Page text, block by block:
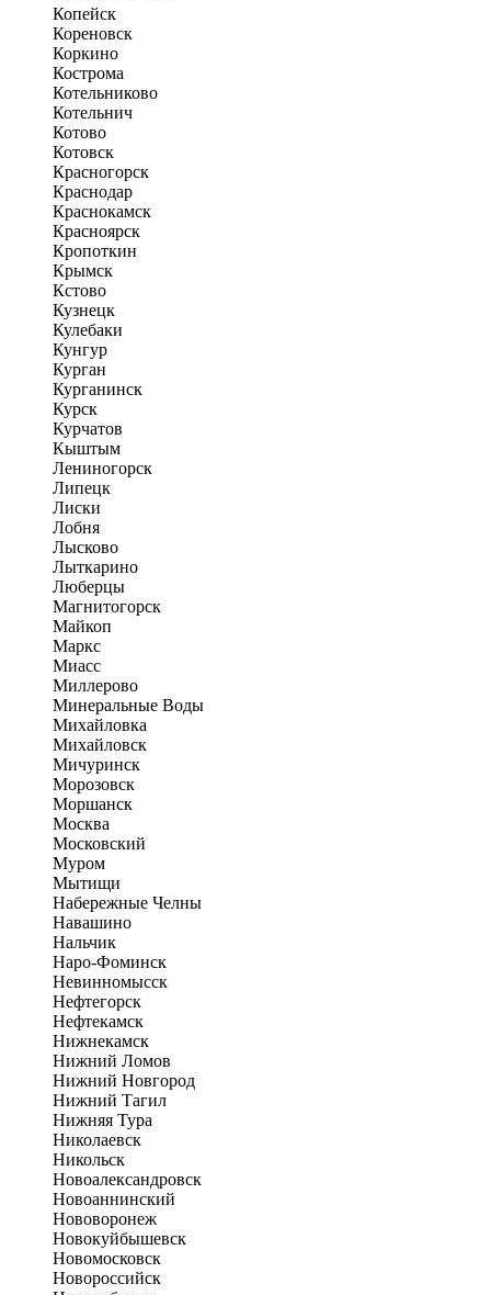
Копейск
Кореновск
Коркино
Кострома
Котельниково
Котельнич
Котово
Котовск
Красногорск
Краснодар
Краснокамск
Красноярск
Кропоткин
Крымск
Кстово
Кузнецк
Кулебаки
Кунгур
Курган
Курганинск
Курск
Курчатов
Кыштым
Лениногорск
Липецк
Лиски
Лобня
Лысково
Лыткарино
Люберцы
Магнитогорск
Майкоп
Маркс
Миасс
Миллерово
Минеральные Воды
Михайловка
Михайловск
Мичуринск
Морозовск
Моршанск
Москва
Московский
Муром
Мытищи
Набережные Челны
Навашино
Нальчик
Наро-Фоминск
Невинномысск
Нефтегорск
Нефтекамск
Нижнекамск
Нижний Ломов
Нижний Новгород
Нижний Тагил
Нижняя Тура
Николаевск
Никольск
Новоалександровск
Новоаннинский
Нововоронеж
Новокуйбышевск
Новомосковск
Новороссийск